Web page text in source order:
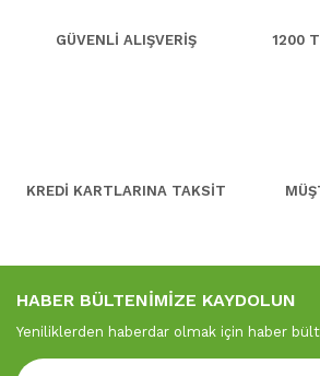
GÜVENLİ ALIŞVERİŞ
1200
KREDİ KARTLARINA TAKSİT
HABER BÜLTENİMİZE KAYDOLUN
Yeniliklerden haberdar olmak için haber